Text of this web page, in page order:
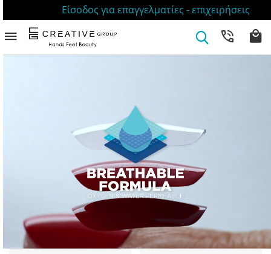
Είσοδος για επαγγελματίες - επιχειρήσεις